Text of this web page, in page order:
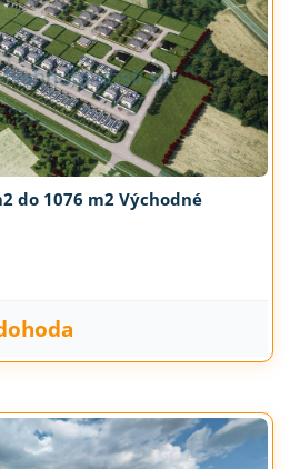
do 1076 m2 Východné